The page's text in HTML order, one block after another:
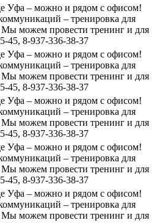
Уфа – можно и рядом с офисом!
– тренировка для
можем провести тренинг и для
45, 8-937-336-38-37
Уфа – можно и рядом с офисом!
– тренировка для
можем провести тренинг и для
45, 8-937-336-38-37
Уфа – можно и рядом с офисом!
– тренировка для
можем провести тренинг и для
45, 8-937-336-38-37
Уфа – можно и рядом с офисом!
– тренировка для
можем провести тренинг и для
45, 8-937-336-38-37
Уфа – можно и рядом с офисом!
– тренировка для
можем провести тренинг и для